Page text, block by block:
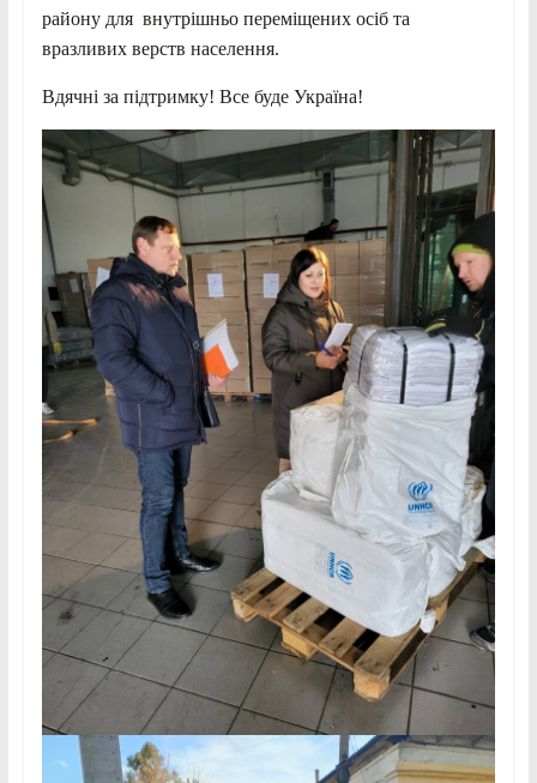
району для внутрішньо переміщених осіб та
вразливих верств населення.
Вдячні за підтримку! Все буде Україна!